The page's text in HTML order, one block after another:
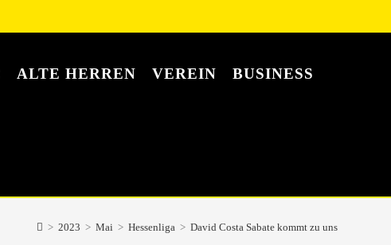
ALTE HERREN VEREIN BUSINESS
> 2023 > Mai > Hessenliga > David Costa Sabate kommt zu uns